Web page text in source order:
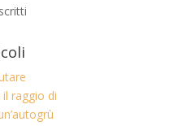
il raggio di